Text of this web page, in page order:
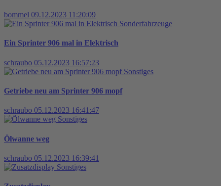
bommel 09.12.2023 11:20:09
Sonderfahrzeuge
Ein Sprinter 906 mal in Elektrisch
schraubo 05.12.2023 16:57:23
Sonstiges
Getriebe neu am Sprinter 906 mopf
schraubo 05.12.2023 16:41:47
Sonstiges
Ölwanne weg
schraubo 05.12.2023 16:39:41
Sonstiges